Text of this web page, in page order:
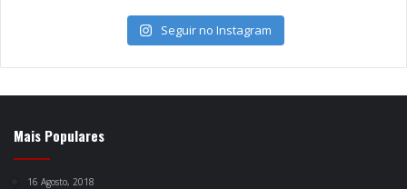
Seguir no Instagram
Mais Populares
16 Agosto, 2018